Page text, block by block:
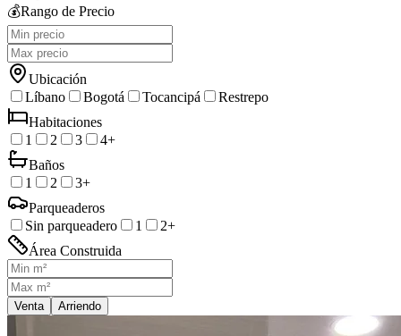
💰Rango de Precio
Ubicación
Líbano
Bogotá Tocancipá
Restrepo
Habitaciones
1
2 3
4+
Baños
1
2
3+
Parqueaderos
Sin parqueadero
1
2+
Área Construida
Venta Arriendo